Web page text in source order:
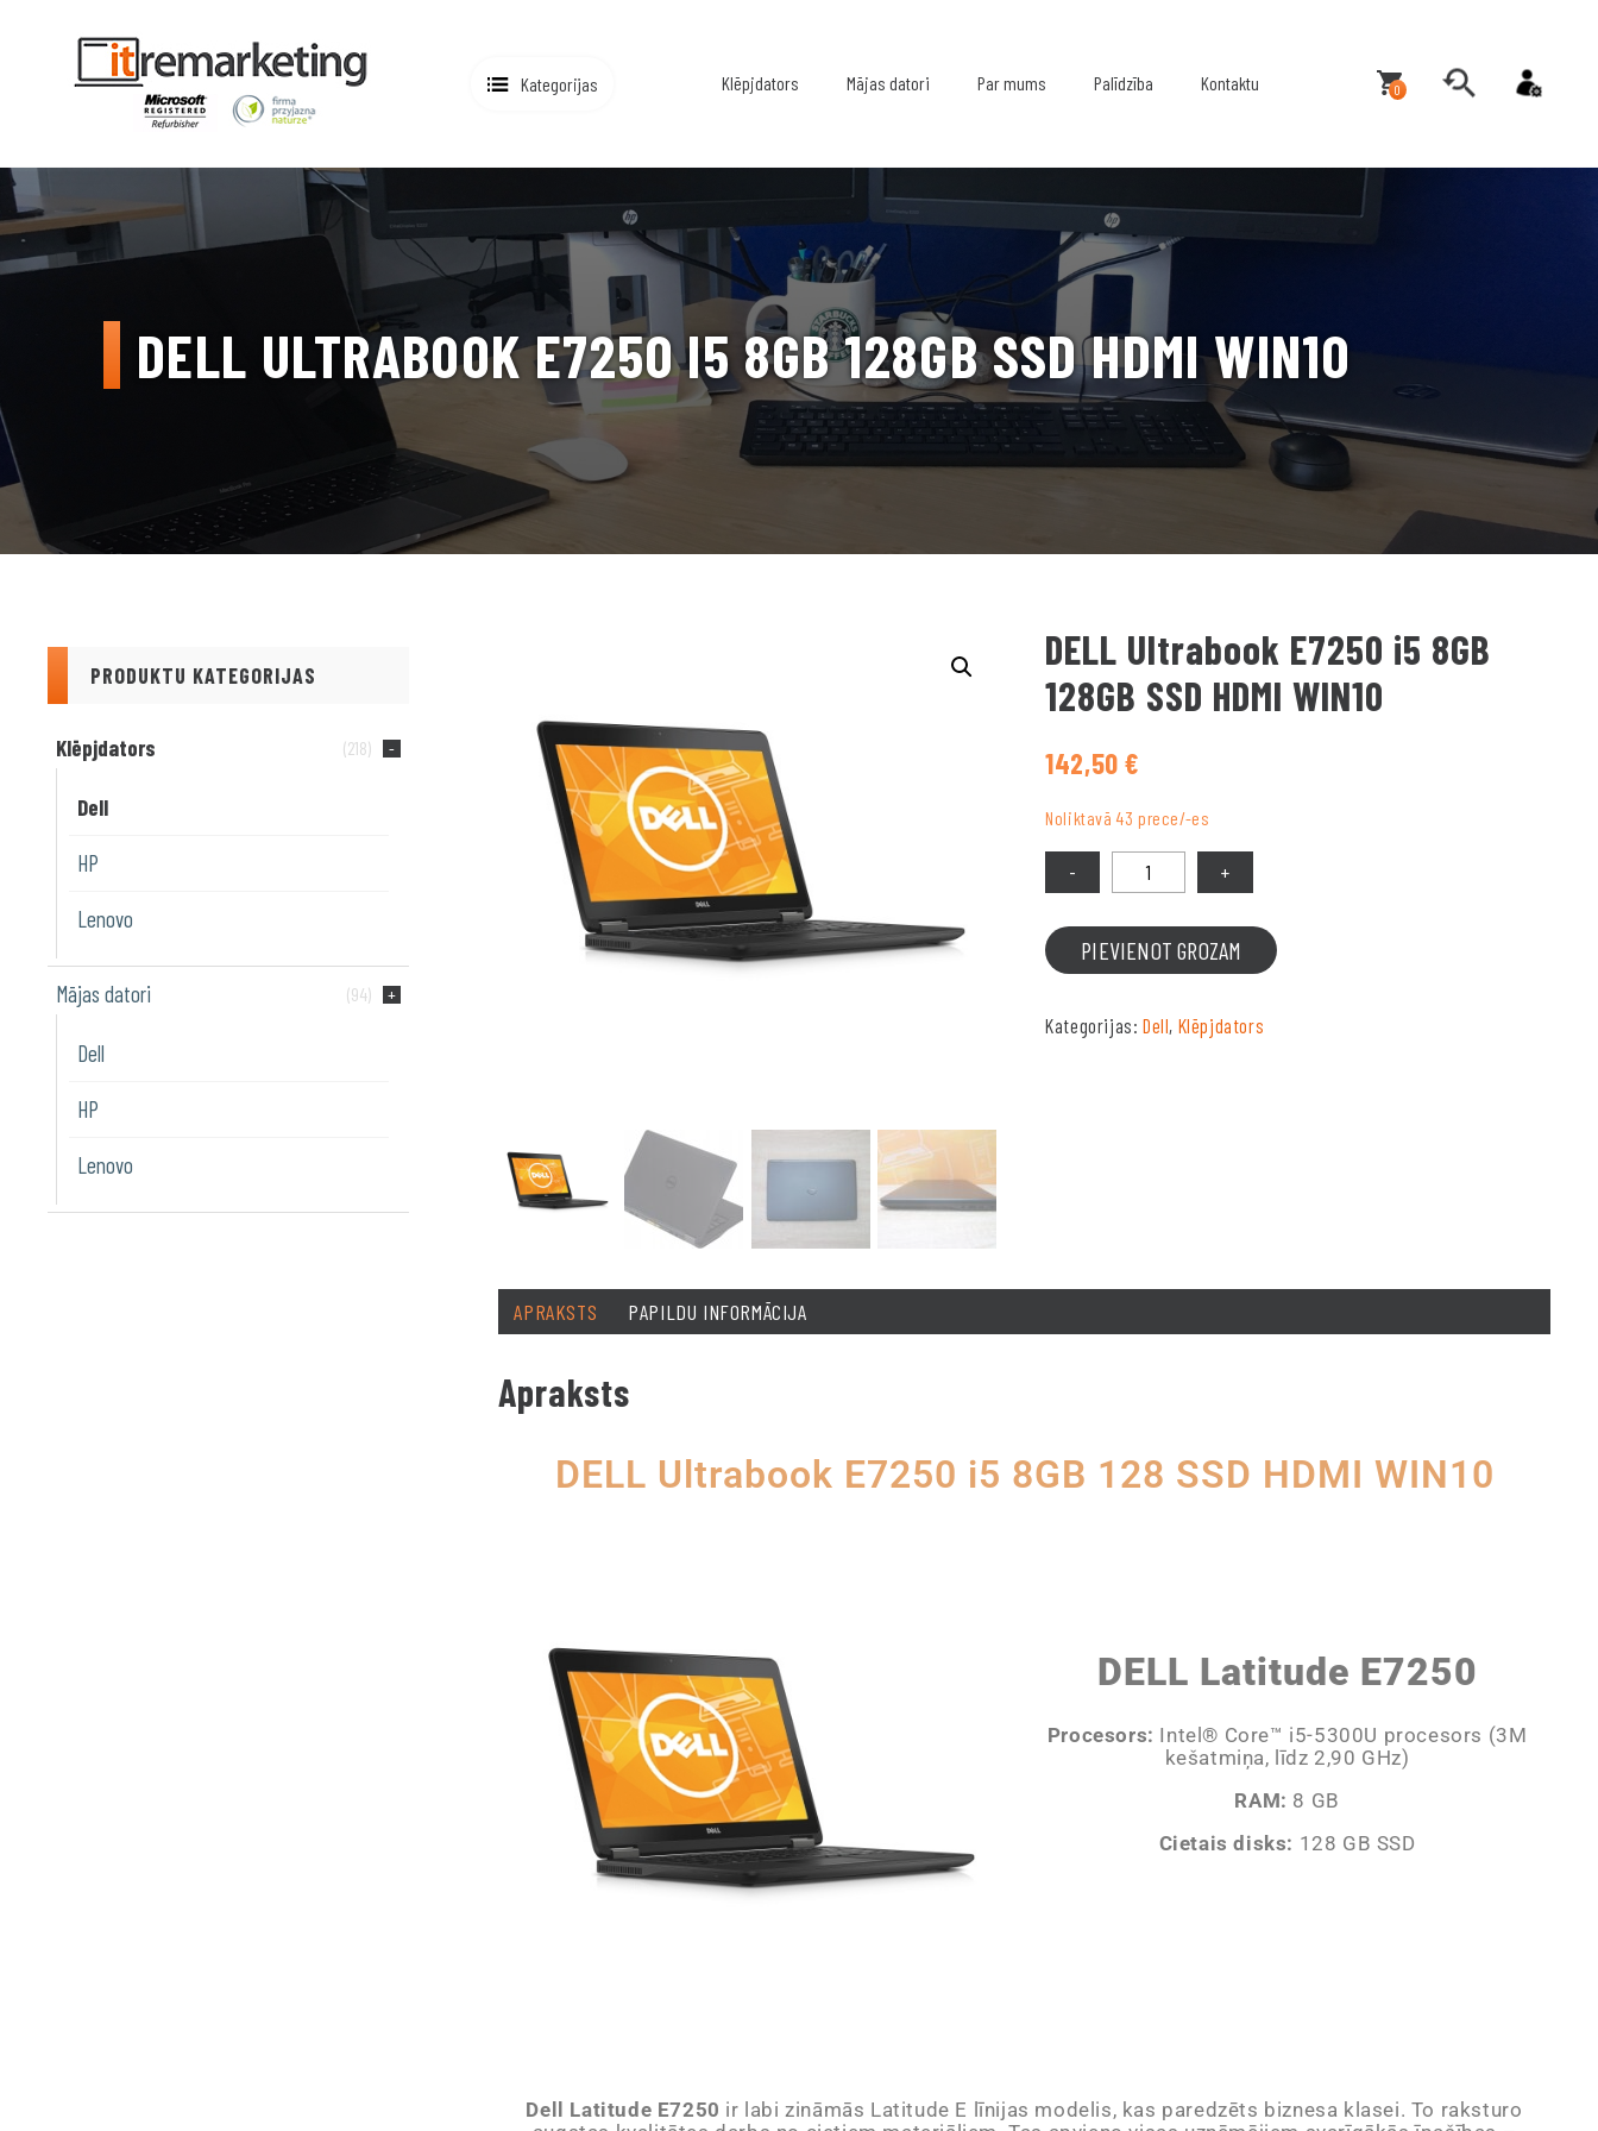
Kategorijas Klēpjdators Mājas datori Par mums Palīdzība Kontaktu 0
DELL ULTRABOOK E7250 I5 8GB 128GB SSD HDMI WIN10
PRODUKTU KATEGORIJAS
Klēpjdators (218)
Dell
HP
Lenovo
Mājas datori (94)
Dell
HP
Lenovo
DELL Ultrabook E7250 i5 8GB
128GB SSD HDMI WIN10
142,50€
Noliktavā 43 prece/-es
PIEVIENOT GROZAM
Kategorijas: Dell, Klēpjdators
APRAKSTS PAPILDU INFORMĀCIJA
Apraksts
DELL Ultrabook E7250 i5 8GB 128 SSD HDMI WIN10
DELL Latitude E7250
Procesors: Intel® Core™ i5-5300U procesors (3M
kešatmiņa, līdz 2,90 GHz)
RAM: 8 GB
Cietais disks: 128 GB SSD
Dell Latitude E7250 ir labi zināmās Latitude E līnijas modelis, kas paredzēts biznesa klasei. To raksturo